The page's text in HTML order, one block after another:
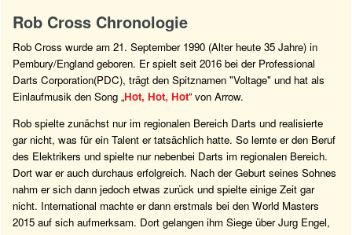
Rob Cross Chronologie
Rob Cross wurde am 21. September 1990 (Alter heute 35 Jahre) in
Pembury/England geboren. Er spielt seit 2016 bei der Professional
Darts Corporation(PDC), trägt den Spitznamen "Voltage" und hat als
Einlaufmusik den Song „Hot, Hot, Hot“ von Arrow.
Rob spielte zunächst nur im regionalen Bereich Darts und realisierte
gar nicht, was für ein Talent er tatsächlich hatte. So lernte er den Beruf
des Elektrikers und spielte nur nebenbei Darts im regionalen Bereich.
Dort war er auch durchaus erfolgreich. Nach der Geburt seines Sohnes
nahm er sich dann jedoch etwas zurück und spielte einige Zeit gar
nicht. International machte er dann erstmals bei den World Masters
2015 auf sich aufmerksam. Dort gelangen ihm Siege über Jurg Engel,